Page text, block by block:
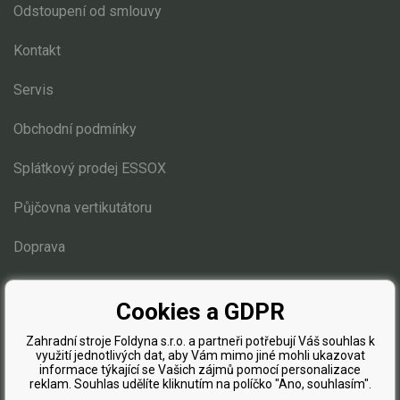
Náhradní díly
Náhradní díly pro motorové pily
Zahradní traktory
Náhradní díly Starjet
Estate 5092, 6092
Estate 6102
Díly pro motory
Elektro instalace
Odstoupení od smlouvy
Kontakt
Servis
Obchodní podmínky
Splátkový prodej ESSOX
Půjčovna vertikutátoru
Doprava
Blog
Cookies a GDPR
Zahradní stroje Foldyna s.r.o. a partneři potřebují Váš souhlas k
využití jednotlivých dat, aby Vám mimo jiné mohli ukazovat
informace týkající se Vašich zájmů pomocí personalizace
reklam. Souhlas udělíte kliknutím na políčko "Ano, souhlasím".